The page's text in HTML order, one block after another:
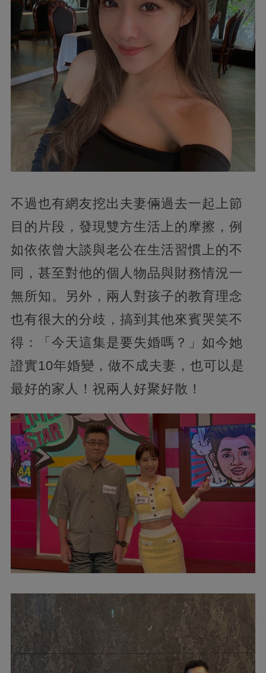
不過也有網友挖出夫妻倆過去一起上節
目的片段，發現雙方生活上的摩擦，例
如依依曾大談與老公在生活習慣上的不
同，甚至對他的個人物品與財務情況一
無所知。另外，兩人對孩子的教育理念
也有很大的分歧，搞到其他來賓哭笑不
得：「今天這集是要失婚嗎？」如今她
證實10年婚變，做不成夫妻，也可以是
最好的家人！祝兩人好聚好散！